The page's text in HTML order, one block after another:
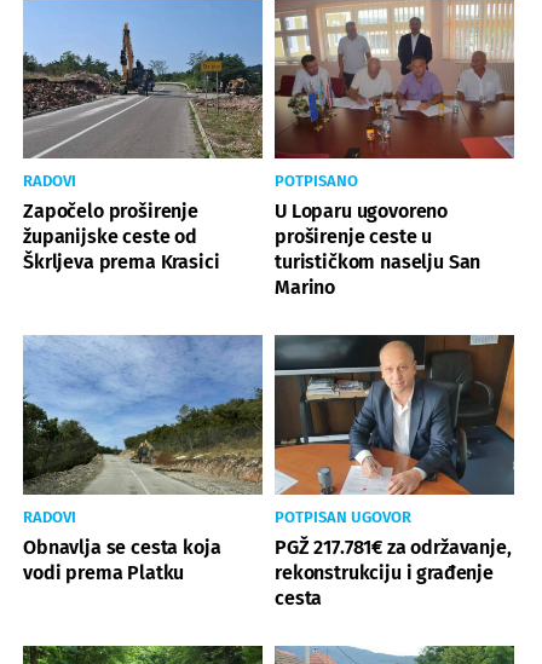
RADOVI
Započelo proširenje
županijske ceste od
Škrljeva prema Krasici
POTPISANO
U Loparu ugovoreno
proširenje ceste u
turističkom naselju San
Marino
RADOVI
Obnavlja se cesta koja
vodi prema Platku
POTPISAN UGOVOR
PGŽ 217.781€ za održavanje,
rekonstrukciju i građenje
cesta